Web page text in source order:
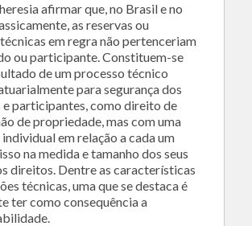
afirmar que, no Brasil e no
as reservas ou
em regra não pertenceriam
ou participante. Constituem-se
de um processo técnico
para segurança dos
e participantes, como direito de
de propriedade, mas com uma
em relação a cada um
na medida e tamanho dos seus
direitos. Dentre as características
técnicas, uma que se destaca é
ter como consequência a